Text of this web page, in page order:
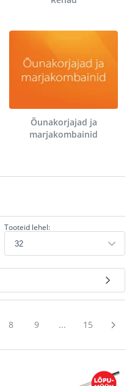
Õunakorjajad ja
marjakombainid
Tooteid lehel:
8 9 ... 15